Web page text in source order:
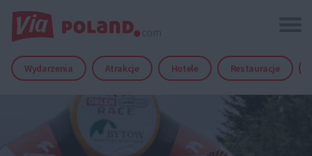
Wydarzenia Atrakcje Hotele Restauracje